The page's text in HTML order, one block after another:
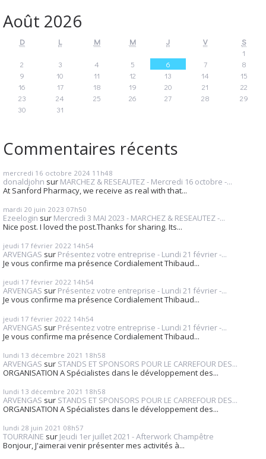
Août 2026
D L M M J V
S
1
2
3 4 5 6 7
8
9
10 11 12 13 14
15
16
17 18 19 20 21
22
23
24 25 26 27 28
29
30
31
Commentaires récents
mercredi 16 octobre 2024 11h48
donaldjohn sur MARCHEZ & RESEAUTEZ - Mercredi 16 octobre -...
At Sanford Pharmacy, we receive as real with that...
mardi 20 juin 2023 07h50
Ezeelogin sur Mercredi 3 MAI 2023 - MARCHEZ & RESEAUTEZ -...
Nice post. I loved the post.Thanks for sharing. Its...
jeudi 17 février 2022 14h54
ARVENGAS sur Présentez votre entreprise - Lundi 21 février -...
Je vous confirme ma présence Cordialement Thibaud...
jeudi 17 février 2022 14h54
ARVENGAS sur Présentez votre entreprise - Lundi 21 février -...
Je vous confirme ma présence Cordialement Thibaud...
jeudi 17 février 2022 14h54
ARVENGAS sur Présentez votre entreprise - Lundi 21 février -...
Je vous confirme ma présence Cordialement Thibaud...
lundi 13 décembre 2021 18h58
ARVENGAS sur STANDS ET SPONSORS POUR LE CARREFOUR DES...
ORGANISATION A Spécialistes dans le développement des...
lundi 13 décembre 2021 18h58
ARVENGAS sur STANDS ET SPONSORS POUR LE CARREFOUR DES...
ORGANISATION A Spécialistes dans le développement des...
lundi 28 juin 2021 08h57
TOURRAINE sur Jeudi 1er juillet 2021 - Afterwork Champêtre
Bonjour, J'aimerai venir présenter mes activités à...